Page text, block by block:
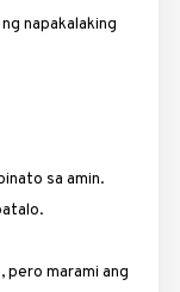
napakalaking
sa amin.
pero marami ang